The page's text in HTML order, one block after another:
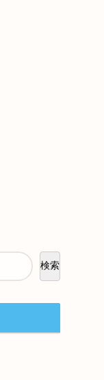
検索